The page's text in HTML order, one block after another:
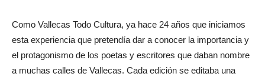
Como Vallecas Todo Cultura, ya hace 24 años que iniciamos
esta experiencia que pretendía dar a conocer la importancia y
el protagonismo de los poetas y escritores que daban nombre
a muchas calles de Vallecas. Cada edición se editaba una